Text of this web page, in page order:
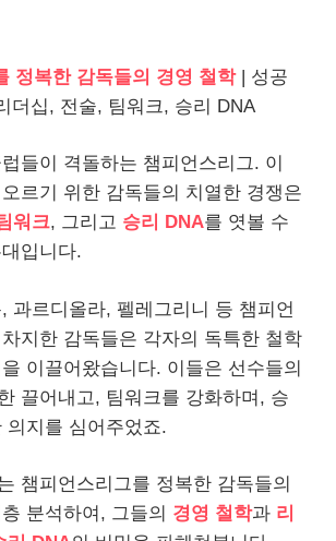
정복한 감독들의 경영 철학| 성공
더십, 전술, 팀워크, 승리 DNA
들이 격돌하는 챔피언스리그. 이
르기 위한 감독들의 치열한 경쟁은
워크, 그리고 승리 DNA를 엿볼 수
입니다.
과르디올라, 펠레그리니 등 챔피언
지한 감독들은 각자의 독특한 철학
이끌어왔습니다. 이들은 선수들의
끌어내고, 팀워크를 강화하며, 승
의지를 심어주었죠.
챔피언스리그를 정복한 감독들의
분석하여, 그들의 경영 철학과 리